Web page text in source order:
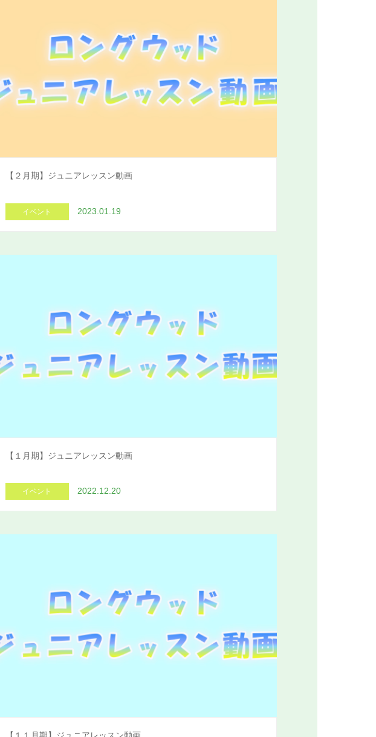
【２月期】ジュニアレッスン動画
イベント 2023.01.19
【１月期】ジュニアレッスン動画
イベント 2022.12.20